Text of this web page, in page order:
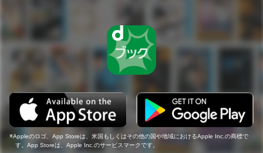
Appleのロゴ、App Storeは、米国もしくはその他の国や地域におけるApple Inc.の商標で
す。App Storeは、Apple Inc.のサービスマークです。